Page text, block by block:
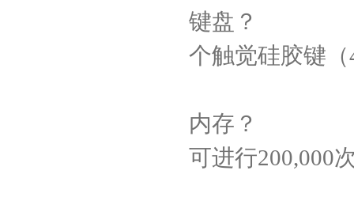
键盘？
个触觉硅胶键（
内存？
可进行200,000